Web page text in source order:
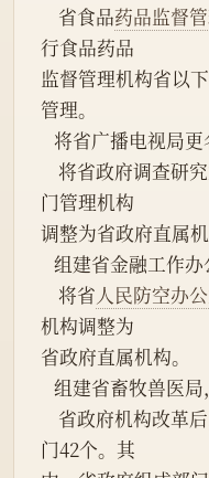
    省食品
药品监督
行食品药品
监督管理机构省以
管理。
将省广播电视局
门管理机构
调整为省政府直属机
组建省金融工作
    将省
人民防空办
机构调整为
省政府直属机构。
组建省畜牧兽医
省政府机构改革
门42个。其